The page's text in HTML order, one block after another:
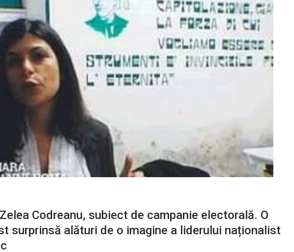
Codreanu, subiect de campanie electorală. O
surprinsă alături de o imagine a liderului naționalist